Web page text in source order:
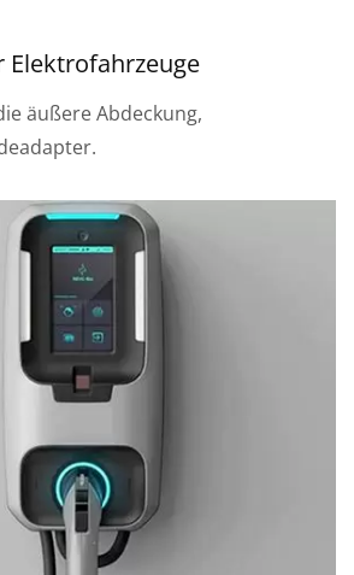
Elektrofahrzeuge
äußere Abdeckung,